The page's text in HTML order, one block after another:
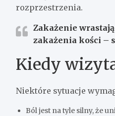
rozprzestrzenia.
Zakażenie
zakażenia kości –
Kiedy
Niektóre sytuacje
Ból jest na tyle silny, że